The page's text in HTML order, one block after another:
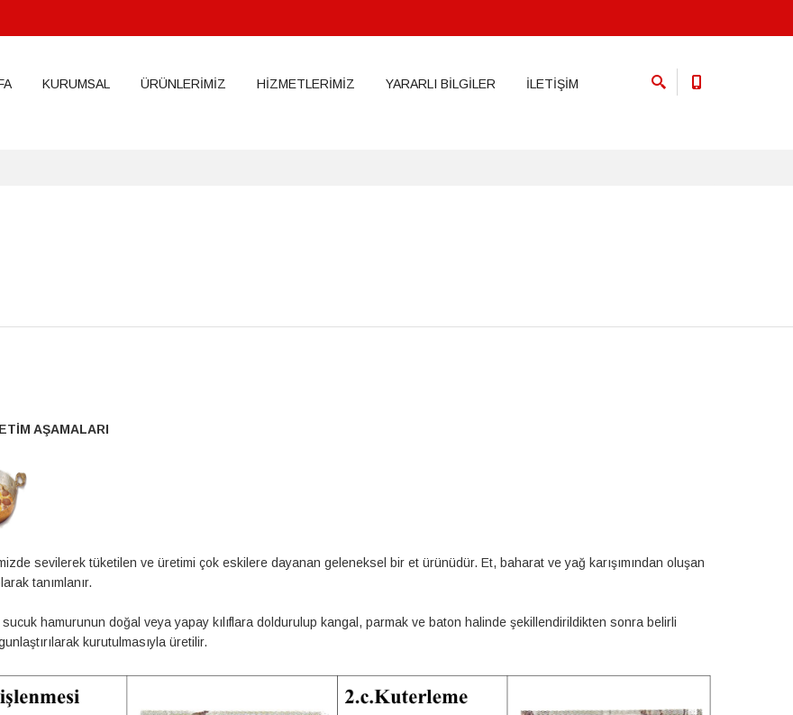
KURUMSAL ÜRÜNLERİMİZ HİZMETLERİMİZ YARARLI BİLGİLER İLETİŞİM
AŞAMALARI
sevilerek tüketilen ve üretimi çok eskilere dayanan geleneksel bir et ürünüdür. Et, baharat ve yağ karışımından oluşan
tanımlanır.
sucuk hamurunun doğal veya yapay kılıflara doldurulup kangal, parmak ve baton halinde şekillendirildikten sonra belirli
kurutulmasıyla üretilir.